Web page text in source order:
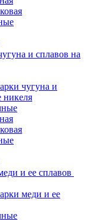
и сплавов на
чугуна и
никеля
и ее сплавов
меди и ее